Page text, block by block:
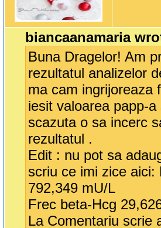
biancaanamaria
Buna Dragelor! Am
rezultatul analizelor
ma cam ingrijoreaza
iesit valoarea papp-
scazuta o sa incerc
rezultatul .
Edit : nu pot sa
scriu ce imi zice aici:
792,349 mU/L
Frec beta-Hcg
La Comentariu scrie